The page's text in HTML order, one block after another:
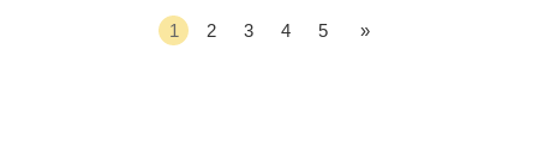
1 2 3 4 5 »